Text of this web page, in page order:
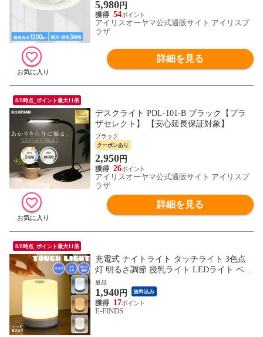
5,980円
54
アイリスオーヤマ公式通販サイト アイリスプ
ラザ
詳細を見る
8/8時点_ポイント最大11倍
デスクライト PDL-101-B ブラック【プラ
ザセレクト】 【安心延長保証対象】
ブラック
クーポンあり
2,950円
26
アイリスオーヤマ公式通販サイト アイリスプ
ラザ
詳細を見る
8/8時点_ポイント最大11倍
充電式 ナイトライト タッチライト 3色点
灯 明るさ調節 授乳ライト LEDライト ベッ
ドライト 卓上ライト ミニライト コードレ
ス ベッドサイド ライト ランプ 授乳 おむ
つ交換 関節照明 タッチ 照明 夜 子ども 部
屋 屋内 かわいい おしゃれ コンパクト 枕
単品
1,940円 送料込み
17
E-FINDS